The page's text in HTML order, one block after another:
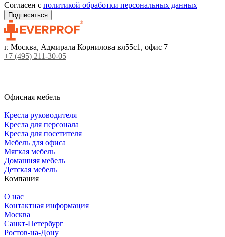
Согласен с политикой обработки персональных данных
г. Москва, Адмирала Корнилова вл55с1, офис 7
+7 (495) 211-30-05
Офисная мебель
Кресла руководителя
Кресла для персонала
Кресла для посетителя
Мебель для офиса
Мягкая мебель
Домашняя мебель
Детская мебель
Компания
О нас
Контактная информация
Москва
Санкт-Петербург
Ростов-на-Дону